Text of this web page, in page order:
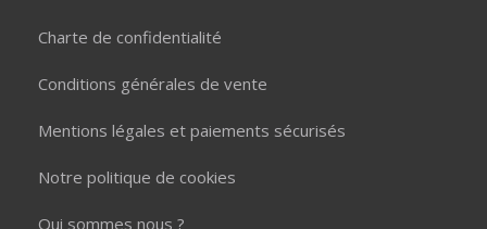
Charte de confidentialité
Conditions générales de vente
Mentions légales et paiements sécurisés
Notre politique de cookies
Qui sommes nous ?